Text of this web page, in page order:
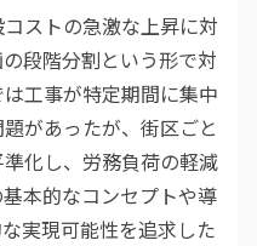
ストの急激な上昇に対
段階分割という形で対
工事が特定期間に集中
があったが、街区ごと
化し、労務負荷の軽減
本的なコンセプトや導
実現可能性を追求した